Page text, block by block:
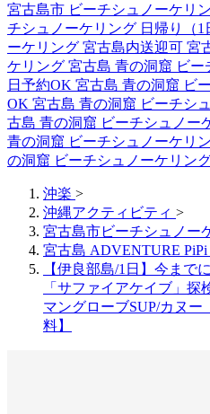
宮古島市 ビーチシュノーケリ
チシュノーケリング 日帰り（1
ーケリング 宮古島内送迎可 宮
ケリング 宮古島 青の洞窟 ビー
日予約OK 宮古島 青の洞窟 ビ
OK 宮古島 青の洞窟 ビーチシ
古島 青の洞窟 ビーチシュノー
青の洞窟 ビーチシュノーケリ
の洞窟 ビーチシュノーケリン
沖楽 >
沖縄アクティビティ >
宮古島市ビーチシュノー
宮古島 ADVENTURE PiPi
【伊良部島/1日】今まで
「サファイアケイブ」
マングローブSUP/カヌ
料】